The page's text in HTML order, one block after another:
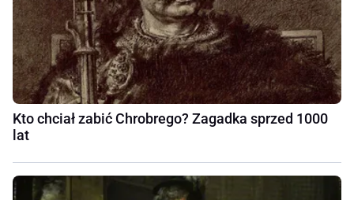
Kto chciał zabić Chrobrego? Zagadka sprzed 1000
lat